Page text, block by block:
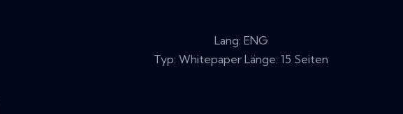
Lang: ENG
Typ: Whitepaper Länge: 15 Seiten